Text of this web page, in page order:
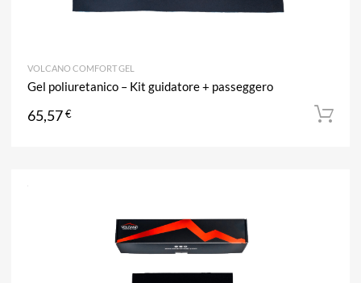
VOLCANO COMFORT GEL
Gel poliuretanico – Kit guidatore + passeggero
65,57€